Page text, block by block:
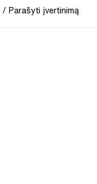
/ Parašyti įvertinimą